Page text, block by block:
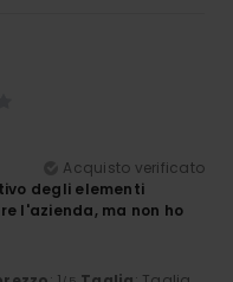
Acquisto verificato
degli elementi
l'azienda, ma non ho